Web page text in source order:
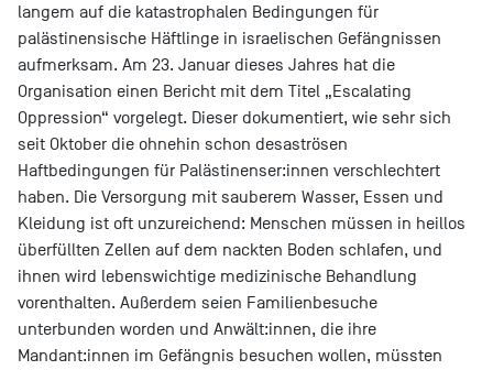
langem auf die katastrophalen Bedingungen für
palästinensische Häftlinge in israelischen Gefängnissen
aufmerksam. Am 23. Januar dieses Jahres hat die
Organisation einen Bericht mit dem Titel „Escalating
Oppression“ vorgelegt. Dieser dokumentiert, wie sehr sich
seit Oktober die ohnehin schon desaströsen
Haftbedingungen für Palästinenser:innen verschlechtert
haben. Die Versorgung mit sauberem Wasser, Essen und
Kleidung ist oft unzureichend: Menschen müssen in heillos
überfüllten Zellen auf dem nackten Boden schlafen, und
ihnen wird lebenswichtige medizinische Behandlung
vorenthalten. Außerdem seien Familienbesuche
unterbunden worden und Anwält:innen, die ihre
Mandant:innen im Gefängnis besuchen wollen, müssten